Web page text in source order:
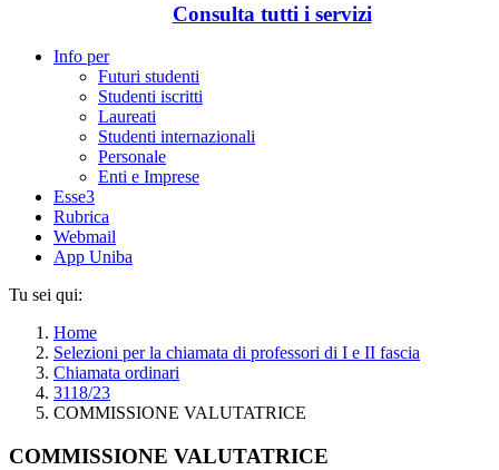
Consulta tutti i servizi
Info per
Futuri studenti
Studenti iscritti
Laureati
Studenti internazionali
Personale
Enti e Imprese
Esse3
Rubrica
Webmail
App Uniba
Tu sei qui:
Home
Selezioni per la chiamata di professori di I e II fascia
Chiamata ordinari
3118/23
COMMISSIONE VALUTATRICE
COMMISSIONE VALUTATRICE